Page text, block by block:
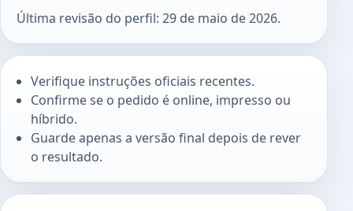
Última revisão do perfil: 29 de maio de 2026.
Verifique instruções oficiais recentes.
Confirme se o pedido é online, impresso ou
híbrido.
Guarde apenas a versão final depois de rever
o resultado.